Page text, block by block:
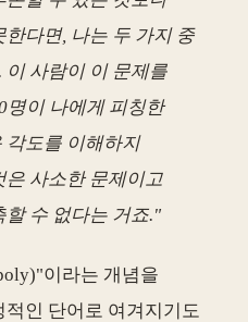
다면, 나는 두 가지 중
이 사람이 이 문제를
명이 나에게 피칭한
각도를 이해하지
은 사소한 문제이고
할 수 없다는 거죠."
이라는 개념을
인 단어로 여겨지기도